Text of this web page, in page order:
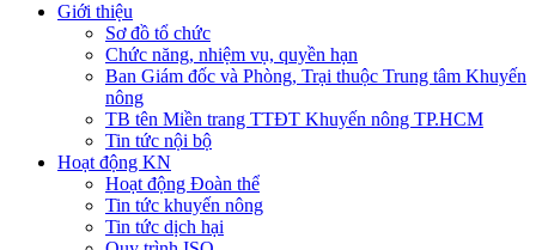
Giới thiệu
Sơ đồ tổ chức
Chức năng, nhiệm vụ, quyền hạn
Ban Giám đốc và Phòng, Trại thuộc Trung tâm Khuyến
nông
TB tên Miền trang TTĐT Khuyến nông TP.HCM
Tin tức nội bộ
Hoạt động KN
Hoạt động Đoàn thể
Tin tức khuyến nông
Tin tức dịch hại